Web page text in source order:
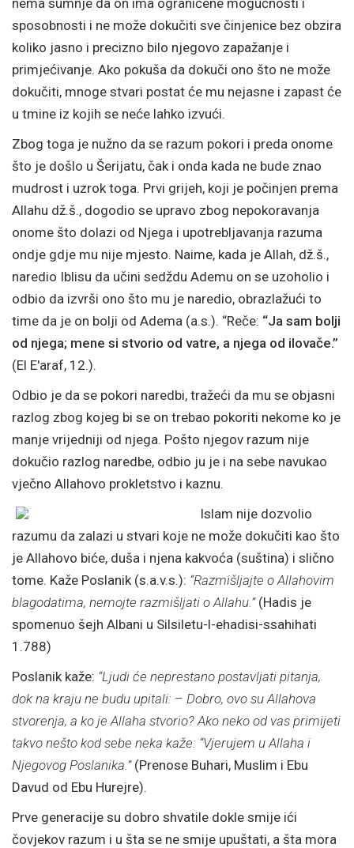
nema sumnje da on ima ograničene mogućnosti i
sposobnosti i ne može dokučiti sve činjenice bez obzira
koliko jasno i precizno bilo njegovo zapažanje i
primjećivanje. Ako pokuša da dokuči ono što ne može
dokučiti, mnoge stvari postat će mu nejasne i zapast će
u tmine iz kojih se neće lahko izvući.
Zbog toga je nužno da se razum pokori i preda onome
što je došlo u Šerijatu, čak i onda kada ne bude znao
mudrost i uzrok toga. Prvi grijeh, koji je počinjen prema
Allahu dž.š., dogodio se upravo zbog nepokoravanja
onome što dolazi od Njega i upotrebljavanja razuma
ondje gdje mu nije mjesto. Naime, kada je Allah, dž.š.,
naredio Iblisu da učini sedždu Ademu on se uzoholio i
odbio da izvrši ono što mu je naredio, obrazlažući to
time da je on bolji od Adema (a.s.). “Reče: “Ja sam bolji
od njega; mene si stvorio od vatre, a njega od ilovače.”
(El E'araf, 12.).
Odbio je da se pokori naredbi, tražeći da mu se objasni
razlog zbog kojeg bi se on trebao pokoriti nekome ko je
manje vrijedniji od njega. Pošto njegov razum nije
dokučio razlog naredbe, odbio ju je i na sebe navukao
vječno Allahovo prokletstvo i kaznu.
Islam nije dozvolio
razumu da zalazi u stvari koje ne može dokučiti kao što
je Allahovo biće, duša i njena kakvoća (suština) i slično
tome. Kaže Poslanik (s.a.v.s.): “Razmišljajte o Allahovim
blagodatima, nemojte razmišljati o Allahu.”(Hadis je
spomenuo šejh Albani u Silsiletu-l-ehadisi-ssahihati
1.788)
Poslanik kaže: “Ljudi će neprestano postavljati pitanja,
dok na kraju ne budu upitali: – Dobro, ovo su Allahova
stvorenja, a ko je Allaha stvorio? Ako neko od vas primijeti
takvo nešto kod sebe neka kaže: “Vjerujem u Allaha i
Njegovog Poslanika.” (Prenose Buhari, Muslim i Ebu
Davud od Ebu Hurejre).
Prve generacije su dobro shvatile dokle smije ići
čovjekov razum i u šta se ne smije upuštati, a šta mora